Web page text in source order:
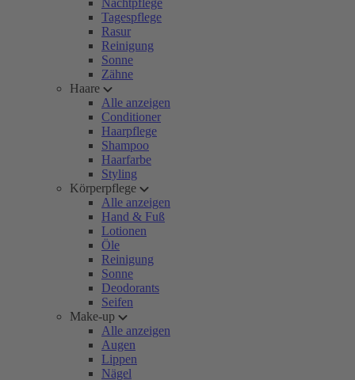
Nachtpflege
Tagespflege
Rasur
Reinigung
Sonne
Zähne
Haare
Alle anzeigen
Conditioner
Haarpflege
Shampoo
Haarfarbe
Styling
Körperpflege
Alle anzeigen
Hand & Fuß
Lotionen
Öle
Reinigung
Sonne
Deodorants
Seifen
Make-up
Alle anzeigen
Augen
Lippen
Nägel